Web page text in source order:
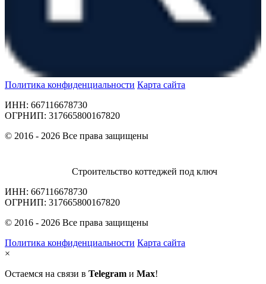
Политика конфиденциальности Карта сайта
ИНН: 667116678730
ОГРНИП: 317665800167820
© 2016 - 2026 Все права защищены
Строительство коттеджей под ключ
ИНН: 667116678730
ОГРНИП: 317665800167820
© 2016 - 2026 Все права защищены
Политика конфиденциальности Карта сайта
×
Остаемся на связи в Telegram и Max!